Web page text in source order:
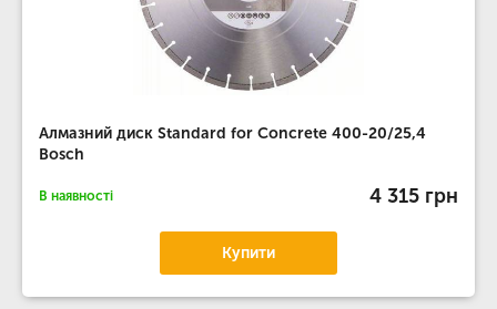
Алмазний диск Standard for Concrete 400-20/25,4
Bosch
В наявності 4 315 грн
Купити